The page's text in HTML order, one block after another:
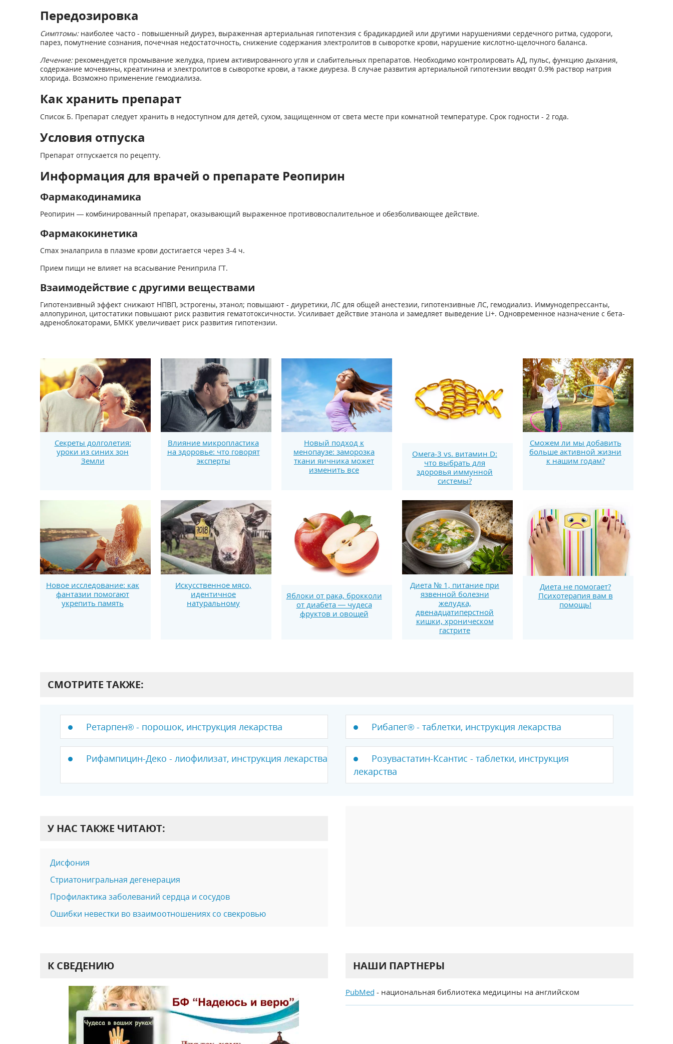
Передозировка
Симптомы:наиболее часто - повышенный диурез, выраженная артериальная гипотензия с брадикардией или другими нарушениями сердечного ритма, судороги,
парез, помутнение сознания, почечная недостаточность, снижение содержания электролитов в сыворотке крови, нарушение кислотно-щелочного баланса.
Лечение:рекомендуется промывание желудка, прием активированного угля и слабительных препаратов. Необходимо контролировать АД, пульс, функцию дыхания,
содержание мочевины, креатинина и электролитов в сыворотке крови, а также диуреза. В случае развития артериальной гипотензии вводят 0.9% раствор натрия
хлорида. Возможно применение гемодиализа.
Как хранить препарат
Список Б. Препарат следует хранить в недоступном для детей, сухом, защищенном от света месте при комнатной температуре. Срок годности - 2 года.
Условия отпуска
Препарат отпускается по рецепту.
Информация для врачей о препарате Реопирин
Фармакодинамика
Реопирин — комбинированный препарат, оказывающий выраженное противовоспалительное и обезболивающее действие.
Фармакокинетика
Cmax эналаприла в плазме крови достигается через 3-4 ч.
Прием пищи не влияет на всасывание Рениприла ГТ.
Взаимодействие с другими веществами
Гипотензивный эффект снижают НПВП, эстрогены, этанол; повышают - диуретики, ЛС для общей анестезии, гипотензивные ЛС, гемодиализ. Иммунодепрессанты,
аллопуринол, цитостатики повышают риск развития гематотоксичности. Усиливает действие этанола и замедляет выведение Li+. Одновременное назначение с бета-
адреноблокаторами, БМКК увеличивает риск развития гипотензии.
Секреты долголетия:
уроки из синих зон
Земли
Влияние микропластика
на здоровье: что говорят
эксперты
Новый подход к
менопаузе: заморозка
ткани яичника может
изменить все
Омега-3 vs. витамин D:
что выбрать для
здоровья иммунной
системы?
Сможем ли мы добавить
больше активной жизни
к нашим годам?
Новое исследование: как
фантазии помогают
укрепить память
Искусственное мясо,
идентичное
натуральному
Яблоки от рака, брокколи
от диабета — чудеса
фруктов и овощей
Диета № 1, питание при
язвенной болезни
желудка,
двенадцатиперстной
кишки, хроническом
гастрите
Диета не помогает?
Психотерапия вам в
помощь!
СМОТРИТЕ ТАКЖЕ:
Ретарпен® - порошок, инструкция лекарства Рибапег® - таблетки, инструкция лекарства
Рифампицин-Деко - лиофилизат, инструкция лекарства
Розувастатин-Ксантис - таблетки, инструкция
лекарства
У НАС ТАКЖЕ ЧИТАЮТ:
Дисфония
Стриатонигральная дегенерация
Профилактика заболеваний сердца и сосудов
Ошибки невестки во взаимоотношениях со свекровью
К СВЕДЕНИЮ НАШИ ПАРТНЕРЫ
PubMed - национальная библиотека медицины на английском